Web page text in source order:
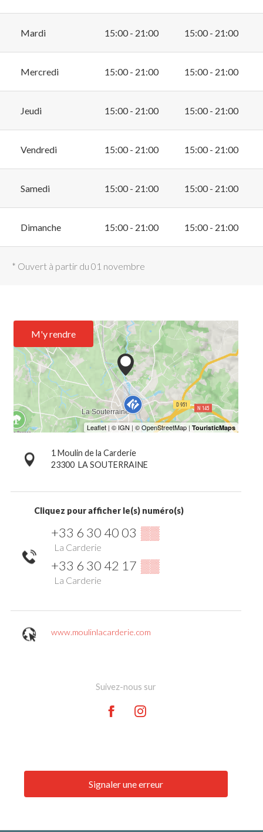
Mardi 15:00 - 21:00 15:00 - 21:00
Mercredi 15:00 - 21:00 15:00 - 21:00
Jeudi 15:00 - 21:00 15:00 - 21:00
Vendredi 15:00 - 21:00 15:00 - 21:00
Samedi 15:00 - 21:00 15:00 - 21:00
Dimanche 15:00 - 21:00 15:00 - 21:00
* Ouvert à partir du 01 novembre
M'y rendre
1 Moulin de la Carderie
23300 LA SOUTERRAINE
Cliquez pour afficher le(s) numéro(s)
+33 6 30 40 03 ▒▒
La Carderie
+33 6 30 42 17 ▒▒
La Carderie
www.moulinlacarderie.com
Suivez-nous sur
Signaler une erreur